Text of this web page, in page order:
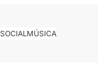
SOCIALMÚSICA